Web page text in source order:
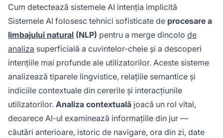
Cum detectează sistemele AI intenția implicită
Sistemele AI folosesc tehnici sofisticate de procesare a
limbajului natural (NLP) pentru a merge dincolo de
analiza superficială a cuvintelor-cheie și a descoperi
intențiile mai profunde ale utilizatorilor. Aceste sisteme
analizează tiparele lingvistice, relațiile semantice și
indiciile contextuale din cererile și interacțiunile
utilizatorilor. Analiza contextuală joacă un rol vital,
deoarece AI-ul examinează informațiile din jur —
căutări anterioare, istoric de navigare, ora din zi, date